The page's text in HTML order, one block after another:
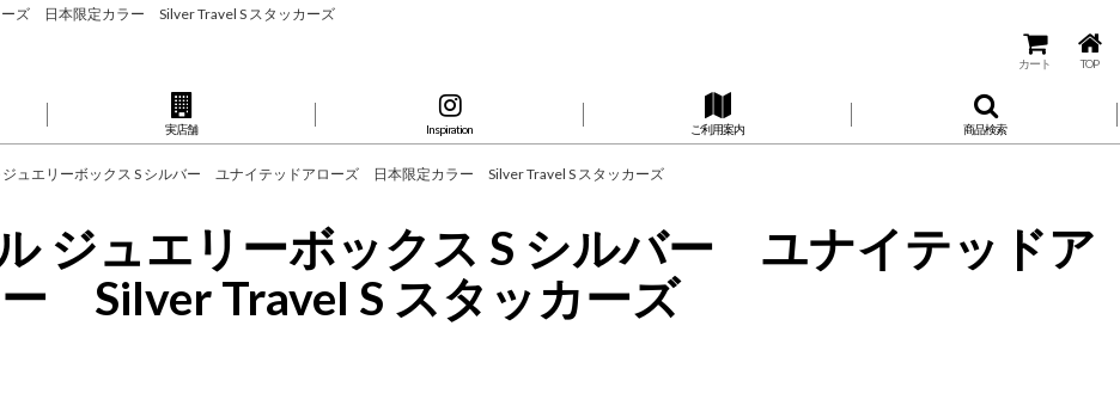
ーズ 日本限定カラー Silver Travel S スタッカーズ
カート TOP
実店舗 Inspiration ご利用案内 商品検索
ジュエリーボックス S シルバー ユナイテッドアローズ 日本限定カラー Silver Travel S スタッカーズ
ル ジュエリーボックス S シルバー ユナイテッドア
Silver Travel S スタッカーズ